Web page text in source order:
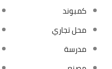
كمبوند
محل تجاري
مدرسة